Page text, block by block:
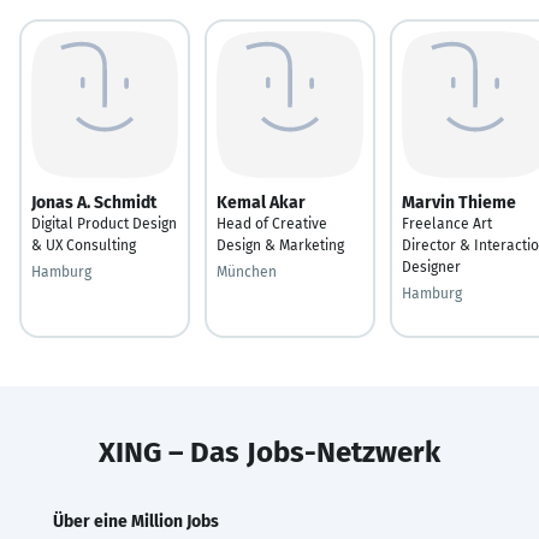
Jonas A. Schmidt
Digital Product Design
& UX Consulting
Hamburg
Kemal Akar
Head of Creative
Design & Marketing
München
Marvin Thieme
Freelance Art
Director &
Designer
Hamburg
XING – Das Jobs-Netzwerk
Über eine Million Jobs